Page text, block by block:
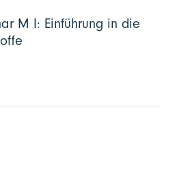
M I: Einführung in die